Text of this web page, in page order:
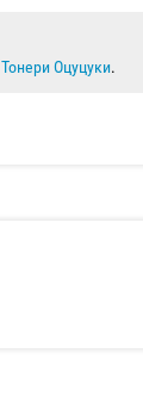
Тонери Оцуцуки.